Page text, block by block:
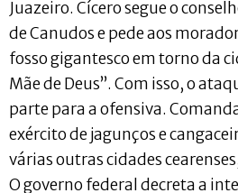
Juazeiro. Cícero segue o
de Canudos e pede aos
fosso gigantesco em torno da
Mãe de Deus”. Com isso, o
parte para a ofensiva.
exército de jagunços e
várias outras cidades
O governo federal decreta a